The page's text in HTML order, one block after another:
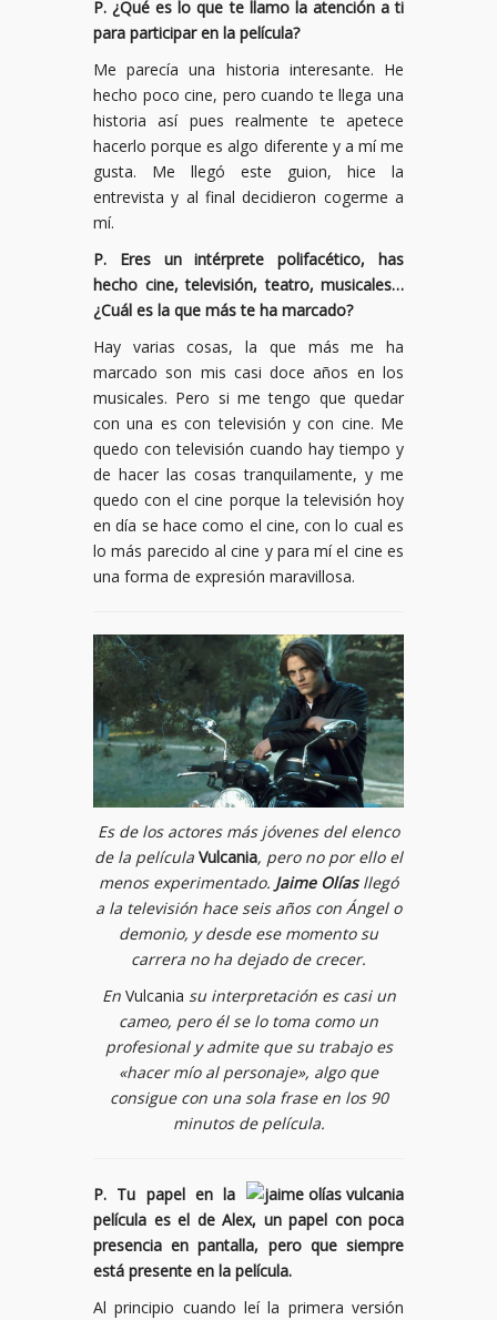
P. ¿Qué es lo que te llamo la atención a ti
para participar en la película?
Me parecía una historia interesante. He
hecho poco cine, pero cuando te llega una
historia así pues realmente te apetece
hacerlo porque es algo diferente y a mí me
gusta. Me llegó este guion, hice la
entrevista y al final decidieron cogerme a
mí.
P. Eres un intérprete polifacético, has
hecho cine, televisión, teatro, musicales…
¿Cuál es la que más te ha marcado?
Hay varias cosas, la que más me ha
marcado son mis casi doce años en los
musicales. Pero si me tengo que quedar
con una es con televisión y con cine. Me
quedo con televisión cuando hay tiempo y
de hacer las cosas tranquilamente, y me
quedo con el cine porque la televisión hoy
en día se hace como el cine, con lo cual es
lo más parecido al cine y para mí el cine es
una forma de expresión maravillosa.
Es de los actores más jóvenes del elenco
de la película Vulcania, pero no por ello el
menos experimentado. Jaime Olíasllegó
a la televisión hace seis años con Ángel o
demonio, y desde ese momento su
carrera no ha dejado de crecer.
En Vulcania su interpretación es casi un
cameo, pero él se lo toma como un
profesional y admite que su trabajo es
«hacer mío al personaje», algo que
consigue con una sola frase en los 90
minutos de película.
P. Tu papel en la
película es el de Alex, un papel con poca
presencia en pantalla, pero que siempre
está presente en la película.
Al principio cuando leí la primera versión